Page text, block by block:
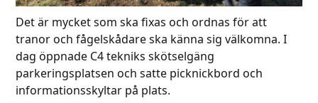
Det är mycket som ska fixas och ordnas för att
tranor och fågelskådare ska känna sig välkomna. I
dag öppnade C4 tekniks skötselgäng
parkeringsplatsen och satte picknickbord och
informationsskyltar på plats.